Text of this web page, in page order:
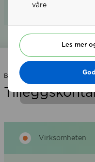
våre
Les mer
Bli medlem
1
Virksomheten